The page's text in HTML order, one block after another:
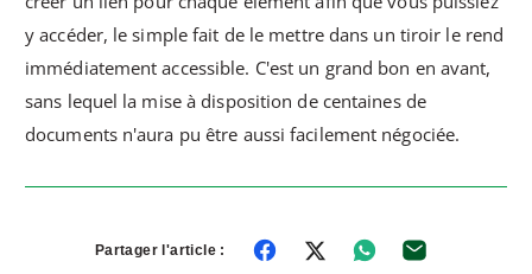
y accéder, le simple fait de le mettre dans un tiroir le rend
immédiatement accessible. C'est un grand bon en avant,
sans lequel la mise à disposition de centaines de
documents n'aura pu être aussi facilement négociée.
Partager l'article :